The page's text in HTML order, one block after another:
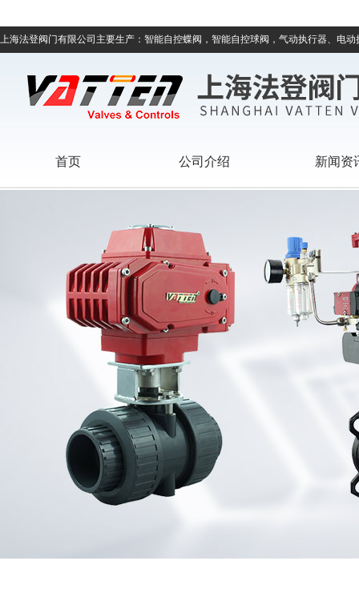
上海法登阀门有限公司主要生产：智能自控蝶阀，智能自控球阀，气动执行器、电
首页 公司介绍 新闻资